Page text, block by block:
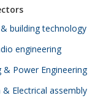
building technology
engineering
& Power Engineering
Electrical assembly